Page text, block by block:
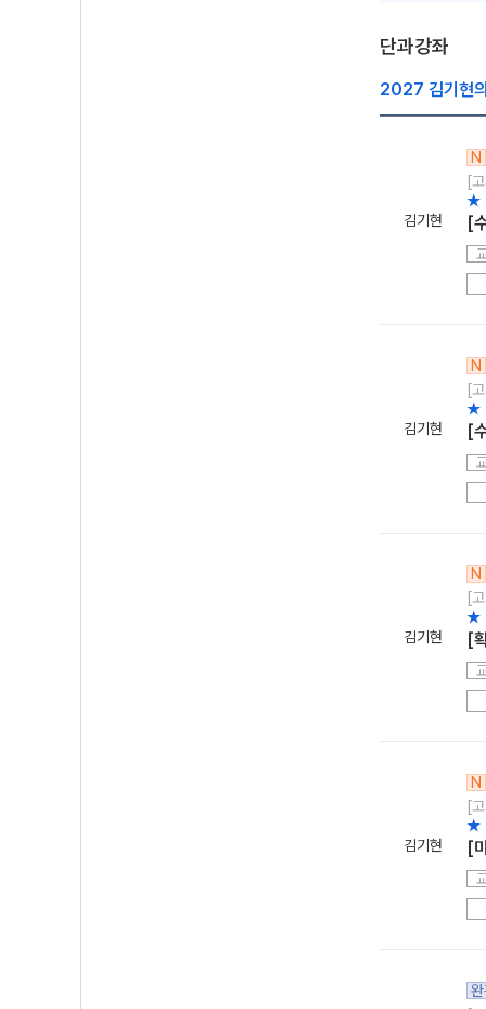
단과강좌
2027 김기현
김기현
N
[
★
[
김기현
N
[
★
[
김기현
N
[
★
[
김기현
N
[
★
[